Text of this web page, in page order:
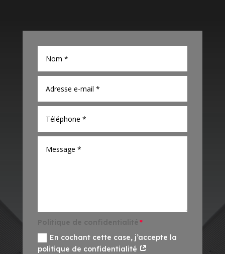
En cochant cette case, j’accepte la
politique de confidentialité